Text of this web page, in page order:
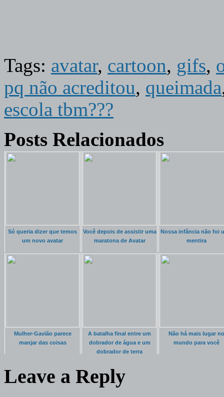
Tags: avatar, cartoon, gifs,
pq não acreditou, queimada
escola tbm???
Posts Relacionados
Só queria dizer que temos
um novo avatar
Você depois de assistir uma
maratona de Avatar
Nossa infância não foi
mentira
Mulher-Gavião parece
manjar das coisas
A batalha final entre um
dobrador de água e um
dobrador de terra
Não há mais lugar no
mundo para você
Leave a Reply